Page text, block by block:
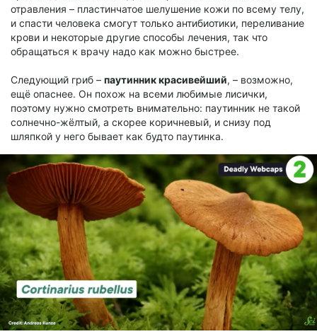
отравления – пластинчатое шелушение кожи по всему телу,
и спасти человека смогут только антибиотики, переливание
крови и некоторые другие способы лечения, так что
обращаться к врачу надо как можно быстрее.
Следующий гриб – паутинник красивейший, – возможно,
ещё опаснее. Он похож на всеми любимые лисички,
поэтому нужно смотреть внимательно: паутинник не такой
солнечно-жёлтый, а скорее коричневый, и снизу под
шляпкой у него бывает как будто паутинка.